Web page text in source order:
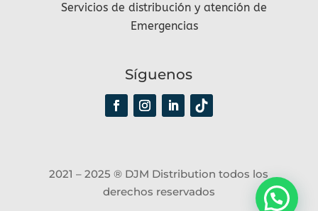
Servicios de distribución y atención de
Emergencias
Síguenos
2021 – 2025 ® DJM Distribution todos los
derechos reservados